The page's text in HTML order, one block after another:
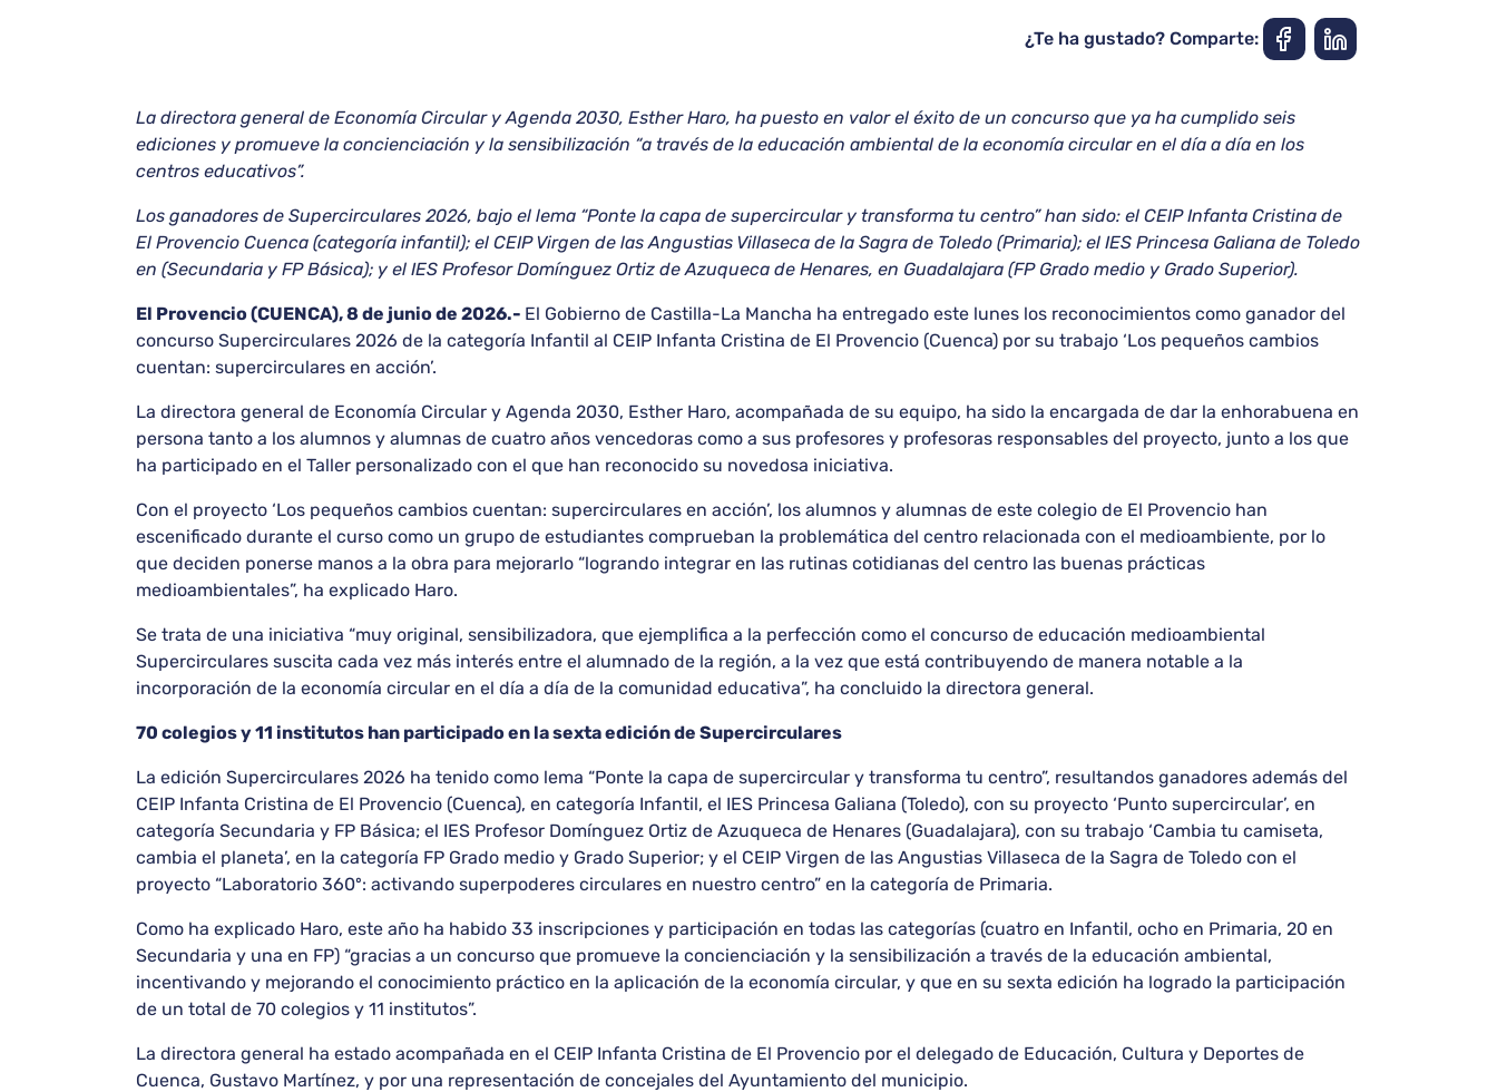
¿Te ha gustado? Comparte:
La directora general de Economía Circular y Agenda 2030, Esther Haro, ha puesto en valor el éxito de un concurso que ya ha cumplido seis
ediciones y promueve la concienciación y la sensibilización “a través de la educación ambiental de la economía circular en el día a día en los
centros educativos”.
Los ganadores de Supercirculares 2026, bajo el lema “Ponte la capa de supercircular y transforma tu centro” han sido: el CEIP Infanta Cristina de
El Provencio Cuenca (categoría infantil); el CEIP Virgen de las Angustias Villaseca de la Sagra de Toledo (Primaria); el IES Princesa Galiana de Toledo
en (Secundaria y FP Básica); y el IES Profesor Domínguez Ortiz de Azuqueca de Henares, en Guadalajara (FP Grado medio y Grado Superior).
El Provencio (CUENCA), 8 de junio de 2026.- El Gobierno de Castilla-La Mancha ha entregado este lunes los reconocimientos como ganador del
concurso Supercirculares 2026 de la categoría Infantil al CEIP Infanta Cristina de El Provencio (Cuenca) por su trabajo ‘Los pequeños cambios
cuentan: supercirculares en acción’.
La directora general de Economía Circular y Agenda 2030, Esther Haro, acompañada de su equipo, ha sido la encargada de dar la enhorabuena en
persona tanto a los alumnos y alumnas de cuatro años vencedoras como a sus profesores y profesoras responsables del proyecto, junto a los que
ha participado en el Taller personalizado con el que han reconocido su novedosa iniciativa.
Con el proyecto ‘Los pequeños cambios cuentan: supercirculares en acción’, los alumnos y alumnas de este colegio de El Provencio han
escenificado durante el curso como un grupo de estudiantes comprueban la problemática del centro relacionada con el medioambiente, por lo
que deciden ponerse manos a la obra para mejorarlo “logrando integrar en las rutinas cotidianas del centro las buenas prácticas
medioambientales”, ha explicado Haro.
Se trata de una iniciativa “muy original, sensibilizadora, que ejemplifica a la perfección como el concurso de educación medioambiental
Supercirculares suscita cada vez más interés entre el alumnado de la región, a la vez que está contribuyendo de manera notable a la
incorporación de la economía circular en el día a día de la comunidad educativa”, ha concluido la directora general.
70 colegios y 11 institutos han participado en la sexta edición de Supercirculares
La edición Supercirculares 2026 ha tenido como lema “Ponte la capa de supercircular y transforma tu centro”, resultandos ganadores además del
CEIP Infanta Cristina de El Provencio (Cuenca), en categoría Infantil, el IES Princesa Galiana (Toledo), con su proyecto ‘Punto supercircular’, en
categoría Secundaria y FP Básica; el IES Profesor Domínguez Ortiz de Azuqueca de Henares (Guadalajara), con su trabajo ‘Cambia tu camiseta,
cambia el planeta’, en la categoría FP Grado medio y Grado Superior; y el CEIP Virgen de las Angustias Villaseca de la Sagra de Toledo con el
proyecto “Laboratorio 360º: activando superpoderes circulares en nuestro centro” en la categoría de Primaria.
Como ha explicado Haro, este año ha habido 33 inscripciones y participación en todas las categorías (cuatro en Infantil, ocho en Primaria, 20 en
Secundaria y una en FP) “gracias a un concurso que promueve la concienciación y la sensibilización a través de la educación ambiental,
incentivando y mejorando el conocimiento práctico en la aplicación de la economía circular, y que en su sexta edición ha logrado la participación
de un total de 70 colegios y 11 institutos”.
La directora general ha estado acompañada en el CEIP Infanta Cristina de El Provencio por el delegado de Educación, Cultura y Deportes de
Cuenca, Gustavo Martínez, y por una representación de concejales del Ayuntamiento del municipio.